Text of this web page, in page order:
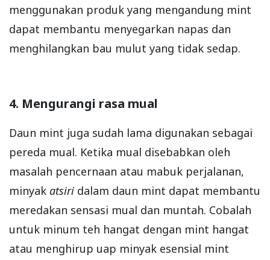
menggunakan produk yang mengandung mint
dapat membantu menyegarkan napas dan
menghilangkan bau mulut yang tidak sedap.
4. Mengurangi rasa mual
Daun mint juga sudah lama digunakan sebagai
pereda mual. Ketika mual disebabkan oleh
masalah pencernaan atau mabuk perjalanan,
minyak atsiri dalam daun mint dapat membantu
meredakan sensasi mual dan muntah. Cobalah
untuk minum teh hangat dengan mint hangat
atau menghirup uap minyak esensial mint